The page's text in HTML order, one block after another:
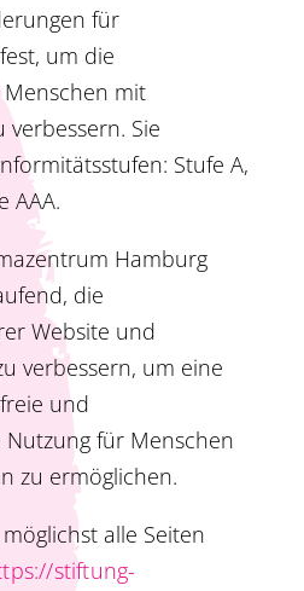
für
um die
mit
Sie
Stufe A,
AAA.
Hamburg
die
Website und
verbessern, um eine
und
für Menschen
zu ermöglichen.
alle Seiten
stiftung-